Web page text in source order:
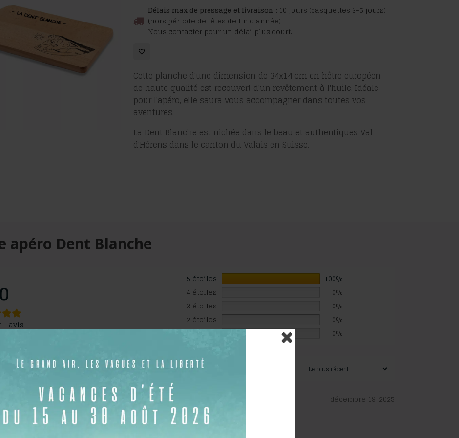
Planche
apéro
Dent
Délais max de pressage et livraison : 10 jours (casquettes 3-5 jours)
(hors période de fêtes de fin d'année)
Nous contacter pour un délai plus court.
Cette planche d'une dimension de 34x14 cm en hêtre européen
de haute qualité est recouvert d'un revêtement à l'huile. Idéale
pour l'apéro, elle saura vous accompagner dans toutes vos
aventures.
La Dent Blanche est nichée dans le beau et authentiques Val
d'Hérens dans le canton du Valais en Suisse.
apéro Dent Blanche
1 avis
5 étoiles
100%
4 étoiles
0%
3 étoiles
0%
2 étoiles
0%
1 étoile
0%
décembre 19, 2025